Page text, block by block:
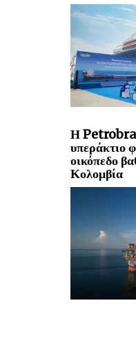
Η
υπεράκτιο
οικόπεδο
Κολομβία